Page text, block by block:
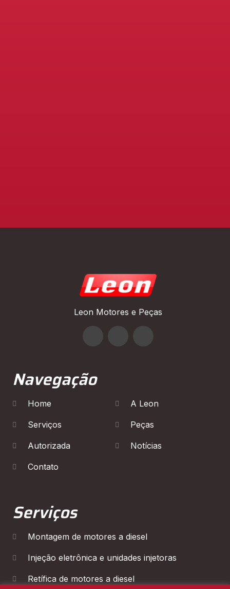
Leon Motores e Peças
Navegação
Home A Leon
Serviços Peças
Autorizada Notícias
Contato
Serviços
Montagem de motores a diesel
Injeção eletrônica e unidades injetoras
Retífica de motores a diesel